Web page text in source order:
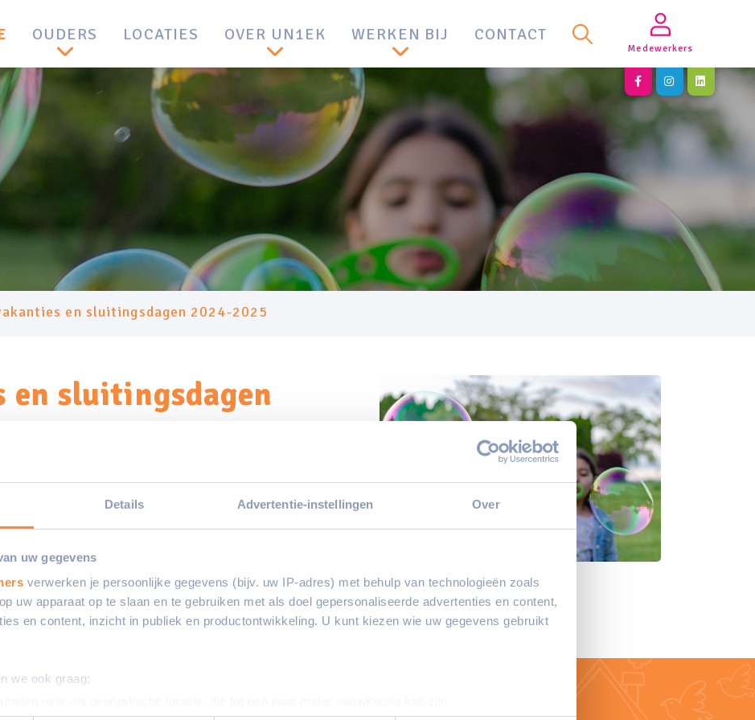
Details Advertentie-instellingen Over
uw gegevens
verwerken je persoonlijke gegevens (bijv. uw IP-adres) met behulp van technologieën zoals
uw apparaat op te slaan en te gebruiken met als doel gepersonaliseerde advertenties en content,
en content, inzicht in publiek en productontwikkeling. U kunt kiezen wie uw gegevens gebruikt
we ook graag:
OUDERS LOCATIES OVER UN1EK WERKEN BIJ CONTACT
Medewerkers
en sluitingsdagen 2024-2025
en sluitingsdagen
schoolvakanties en sluitingsdagen voor
Contact